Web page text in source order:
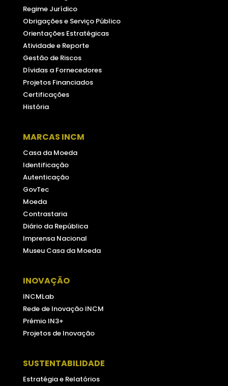
Regime Jurídico
Obrigações e Serviço Público
Orientações Estratégicas
Atividade e Reporte
Gestão de Riscos
Dívidas a Fornecedores
Projetos Financiados
Certificações
História
MARCAS INCM
Casa da Moeda
Identificação
Autenticação
GovTec
Moeda
Contrastaria
Diário da República
Imprensa Nacional
Museu Casa da Moeda
INOVAÇÃO
INCMLab
Rede de Inovação INCM
Prémio IN3+
Projetos de Inovação
SUSTENTABILIDADE
Estratégia e Relatórios